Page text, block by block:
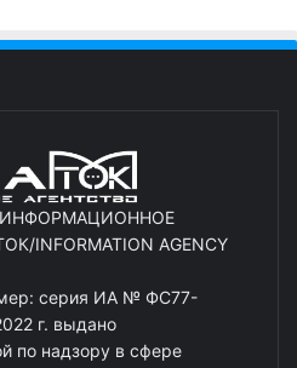
ИНФОРМАЦИОННОЕ
INFORMATION AGENCY
серия ИА № ФС77-
г. выдано
по надзору в сфере